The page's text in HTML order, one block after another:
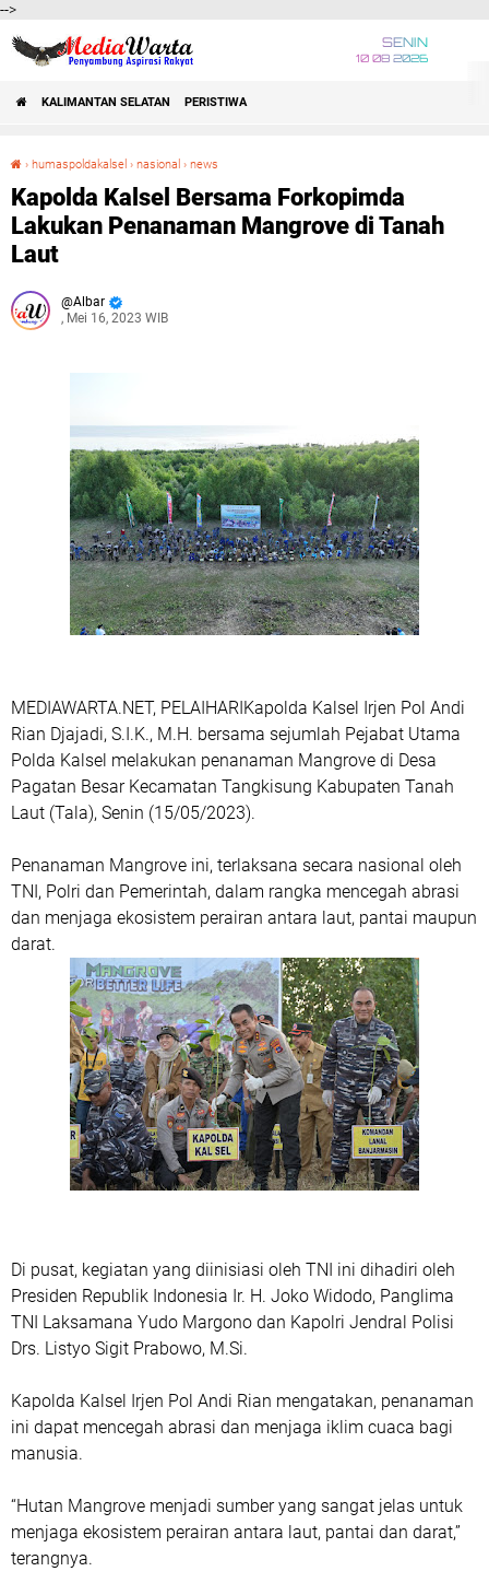
-->
SENIN
10 08 2026
KALIMANTAN SELATAN PERISTIWA
› humaspoldakalsel › nasional › news
Kapolda Kalsel Bersama Forkopimda
Lakukan Penanaman Mangrove di Tanah
Laut
Albar
, Mei 16, 2023 WIB
MEDIAWARTA.NET, PELAIHARIKapolda Kalsel Irjen Pol Andi
Rian Djajadi, S.I.K., M.H. bersama sejumlah Pejabat Utama
Polda Kalsel melakukan penanaman Mangrove di Desa
Pagatan Besar Kecamatan Tangkisung Kabupaten Tanah
Laut (Tala), Senin (15/05/2023).
Penanaman Mangrove ini, terlaksana secara nasional oleh
TNI, Polri dan Pemerintah, dalam rangka mencegah abrasi
dan menjaga ekosistem perairan antara laut, pantai maupun
darat.
Di pusat, kegiatan yang diinisiasi oleh TNI ini dihadiri oleh
Presiden Republik Indonesia Ir. H. Joko Widodo, Panglima
TNI Laksamana Yudo Margono dan Kapolri Jendral Polisi
Drs. Listyo Sigit Prabowo, M.Si.
Kapolda Kalsel Irjen Pol Andi Rian mengatakan, penanaman
ini dapat mencegah abrasi dan menjaga iklim cuaca bagi
manusia.
“Hutan Mangrove menjadi sumber yang sangat jelas untuk
menjaga ekosistem perairan antara laut, pantai dan darat,”
terangnya.